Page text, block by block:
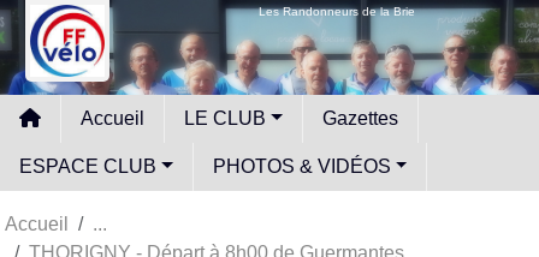
Les Randonneurs de la Brie
Accueil LE CLUB Gazettes
ESPACE CLUB PHOTOS & VIDÉOS
Accueil
THORIGNY - Départ à 8h00 de Guermantes
Panneau de gestion des cookies